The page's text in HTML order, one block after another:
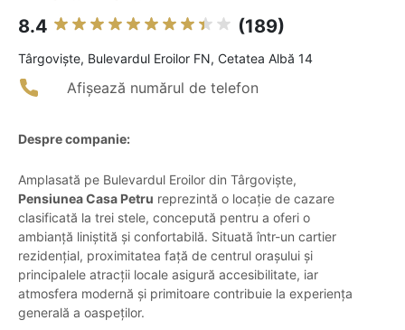
8.4 (189)
Târgovişte, Bulevardul Eroilor FN, Cetatea Albă 14
Afișează numărul de telefon
Despre companie:
Amplasată pe Bulevardul Eroilor din Târgoviște,
Pensiunea Casa Petru reprezintă o locație de cazare
clasificată la trei stele, concepută pentru a oferi o
ambianță liniștită și confortabilă. Situată într-un cartier
rezidențial, proximitatea față de centrul orașului și
principalele atracții locale asigură accesibilitate, iar
atmosfera modernă și primitoare contribuie la experiența
generală a oaspeților.